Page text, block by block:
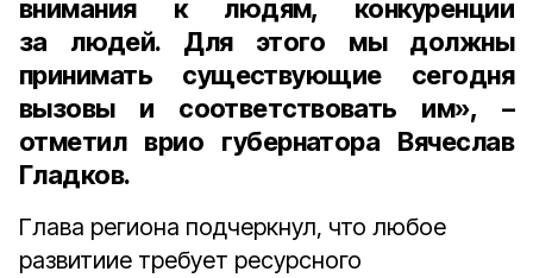
внимания к людям, конкуренции
за людей. Для этого мы должны
принимать существующие сегодня
вызовы и соответствовать им», –
отметилврио губернатора
Вячеслав
Гладков.
Глава региона подчеркнул, что любое
развитиие требует ресурсного